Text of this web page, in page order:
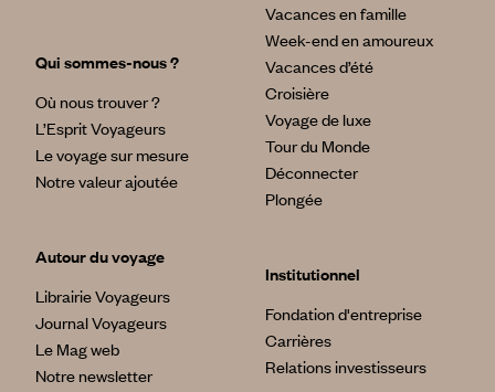
Qui sommes-nous ?
Où nous trouver ?
L’Esprit Voyageurs
Le voyage sur mesure
Notre valeur ajoutée
Autour du voyage
Librairie Voyageurs
Journal Voyageurs
Le Mag web
Notre newsletter
Vacances en famille
Week-end en amoureux
Vacances d’été
Croisière
Voyage de luxe
Tour du Monde
Déconnecter
Plongée
Institutionnel
Fondation d'entreprise
Carrières
Relations investisseurs